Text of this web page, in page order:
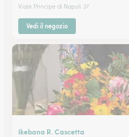
Viale Principe di Napoli 37
Vedi il negozio
Ikebana R. Cascetta